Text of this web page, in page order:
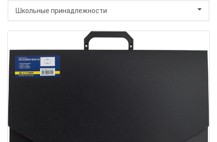
Школьные принадлежности